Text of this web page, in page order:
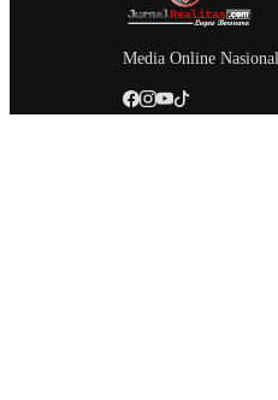
Media Online Nasional